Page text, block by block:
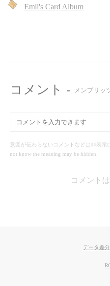
Emil's Card Album
コメント - メンブリッ
意図が伝わらないコメントなどは非表示
not know the meaning may be hidden.
コメント
データ差